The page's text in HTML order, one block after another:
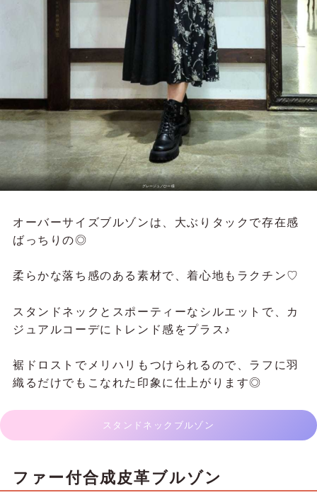
グレージュ／ ひー様
オーバーサイズブルゾンは、大ぶりタックで存在感
ばっちりの◎
柔らかな落ち感のある素材で、着心地もラクチン♡
スタンドネックとスポーティーなシルエットで、カ
ジュアルコーデにトレンド感をプラス♪
裾ドロストでメリハリもつけられるので、ラフに羽
織るだけでもこなれた印象に仕上がります◎
スタンドネックブルゾン
ファー付合成皮革ブルゾン